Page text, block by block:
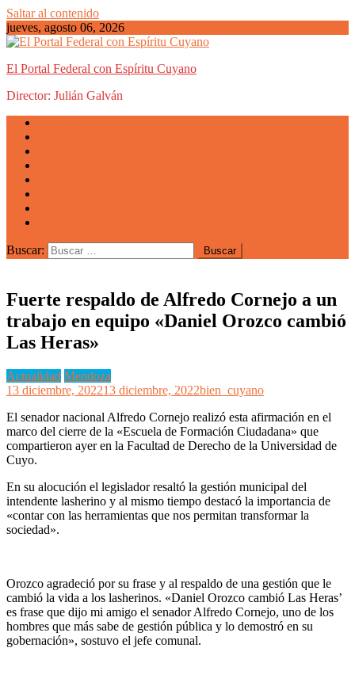
Saltar al contenido
jueves, agosto 06, 2026
El Portal Federal con Espíritu Cuyano
Director: Julián Galván
Buscar:
Fuerte respaldo de Alfredo Cornejo a un
trabajo en equipo «Daniel Orozco cambió
Las Heras»
Actualidad Mendoza
13 diciembre, 202213 diciembre, 2022bien_cuyano
El senador nacional Alfredo Cornejo realizó esta afirmación en el
marco del cierre de la «Escuela de Formación Ciudadana» que
compartieron ayer en la Facultad de Derecho de la Universidad de
Cuyo.
En su alocución el legislador resaltó la gestión municipal del
intendente lasherino y al mismo tiempo destacó la importancia de
«contar con las herramientas que nos permitan transformar la
sociedad».
Orozco agradeció por su frase y al respaldo de una gestión que le
cambió la vida a los lasherinos. «Daniel Orozco cambió Las Heras’
es frase que dijo mi amigo el senador Alfredo Cornejo, uno de los
hombres que más sabe de gestión pública y lo demostró en su
gobernación», sostuvo el jefe comunal.